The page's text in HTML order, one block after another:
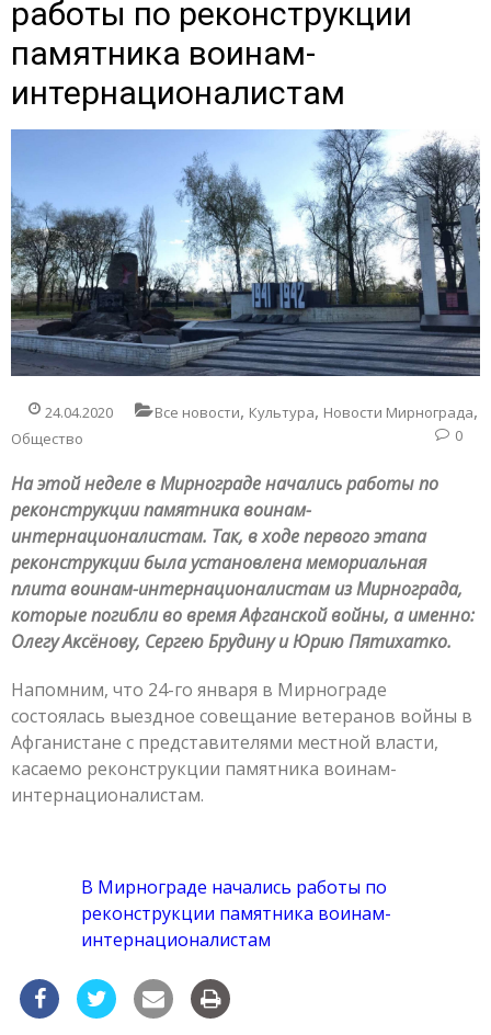
работы по реконструкции
памятника воинам-
интернационалистам
24.04.2020 Все новости, Культура, Новости Мирнограда,
Общество 0
На этой неделе в Мирнограде начались работы по
реконструкции памятника воинам-
интернационалистам. Так, в ходе первого этапа
реконструкции была установлена мемориальная
плита воинам-интернационалистам из Мирнограда,
которые погибли во время Афганской войны, а именно:
Олегу Аксёнову, Сергею Брудину и Юрию Пятихатко.
Напомним, что 24-го января в Мирнограде
состоялась выездное совещание ветеранов войны в
Афганистане с представителями местной власти,
касаемо реконструкции памятника воинам-
интернационалистам.
В Мирнограде начались работы по
реконструкции памятника воинам-
интернационалистам